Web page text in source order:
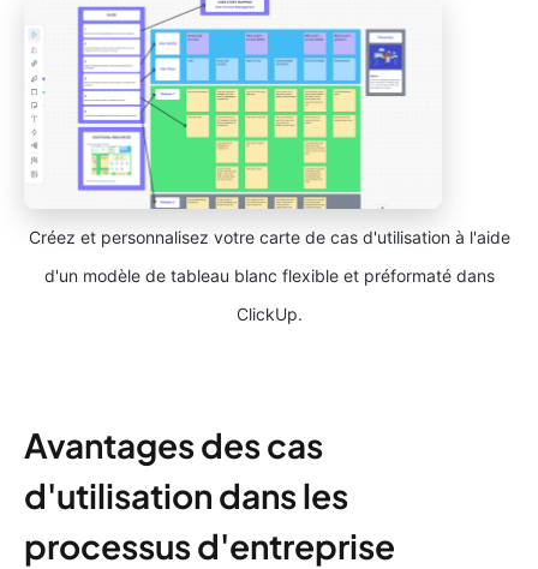
Créez et personnalisez votre carte de cas d'utilisation à l'aide
d'un modèle de tableau blanc flexible et préformaté dans
ClickUp.
Avantages des cas
d'utilisation dans les
processus d'entreprise